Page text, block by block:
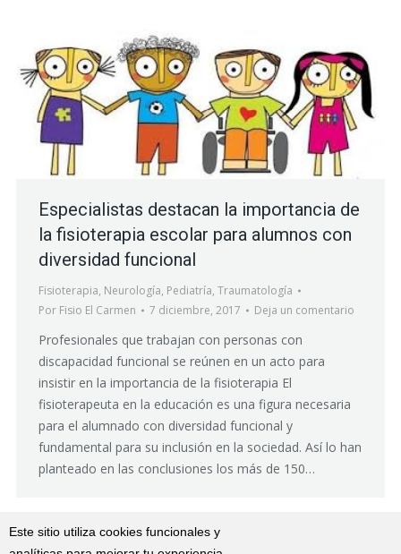
Este sitio utiliza cookies funcionales y
Especialistas destacan la importancia de
la fisioterapia escolar para alumnos con
diversidad funcional
Fisioterapia, Neurología, Pediatría, Traumatología
Por Fisio El Carmen 7 diciembre, 2017 Deja un comentario
Profesionales que trabajan con personas con
discapacidad funcional se reúnen en un acto para
insistir en la importancia de la fisioterapia El
fisioterapeuta en la educación es una figura necesaria
para el alumnado con diversidad funcional y
fundamental para su inclusión en la sociedad. Así lo han
planteado en las conclusiones los más de 150…